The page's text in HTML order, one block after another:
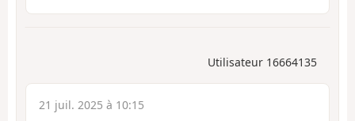
Utilisateur 16664135
21 juil. 2025 à 10:15